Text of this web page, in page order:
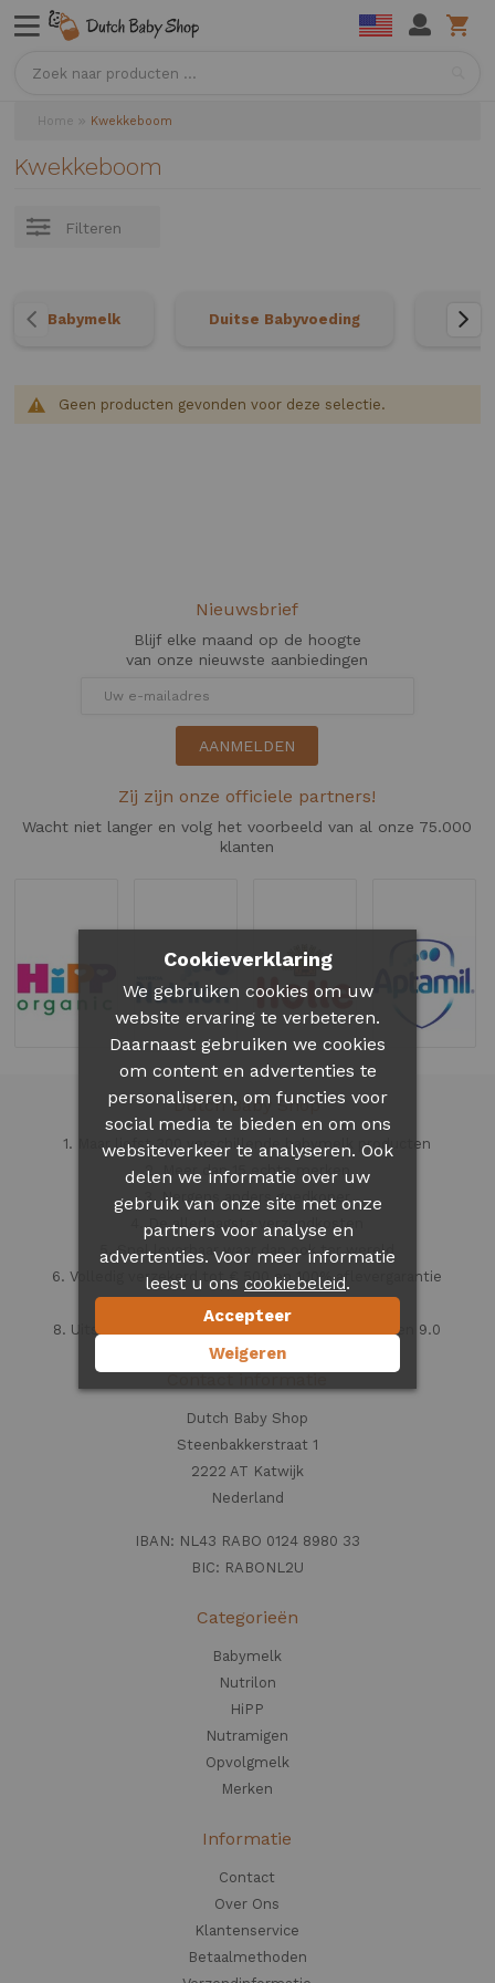
Home Kwekkeboom
Kwekkeboom
Filteren
Babymelk Duitse Babyvoeding
Geen producten gevonden voor deze selectie.
Nieuwsbrief
Blijf elke maand op de hoogte
van onze nieuwste aanbiedingen
AANMELDEN
Zij zijn onze officiele partners!
Wacht niet langer en volg het voorbeeld van al onze 75.000
klanten
Dutch Baby Shop
1. Maar liefst 300 verschillende babymelk producten
2. Meer dan 15 echte merken
3. Nergens anders goedkoper
4. De allerlaagste verzendkosten
5. Snel leverbaar waar dan ook ter wereld
6. Volledig verzekerd tot € 500 en 100% aflevergarantie
7. Veilig en vertrouwd
8. Uitstekende klantenservice beoordeeld met een 9.0
Contact informatie
Dutch Baby Shop
Steenbakkerstraat 1
2222 AT Katwijk
Nederland
IBAN: NL43 RABO 0124 8980 33
BIC: RABONL2U
Categorieën
Babymelk
Nutrilon
HiPP
Nutramigen
Opvolgmelk
Merken
Informatie
Contact
Over Ons
Klantenservice
Betaalmethoden
Cookieverklaring
We gebruiken cookies om uw
website ervaring te verbeteren.
Daarnaast gebruiken we cookies
om content en advertenties te
personaliseren, om functies voor
social media te bieden en om ons
websiteverkeer te analyseren. Ook
delen we informatie over uw
gebruik van onze site met onze
partners voor analyse en
advertenties. Voor meer informatie
leest u ons cookiebeleid.
Accepteer
Weigeren